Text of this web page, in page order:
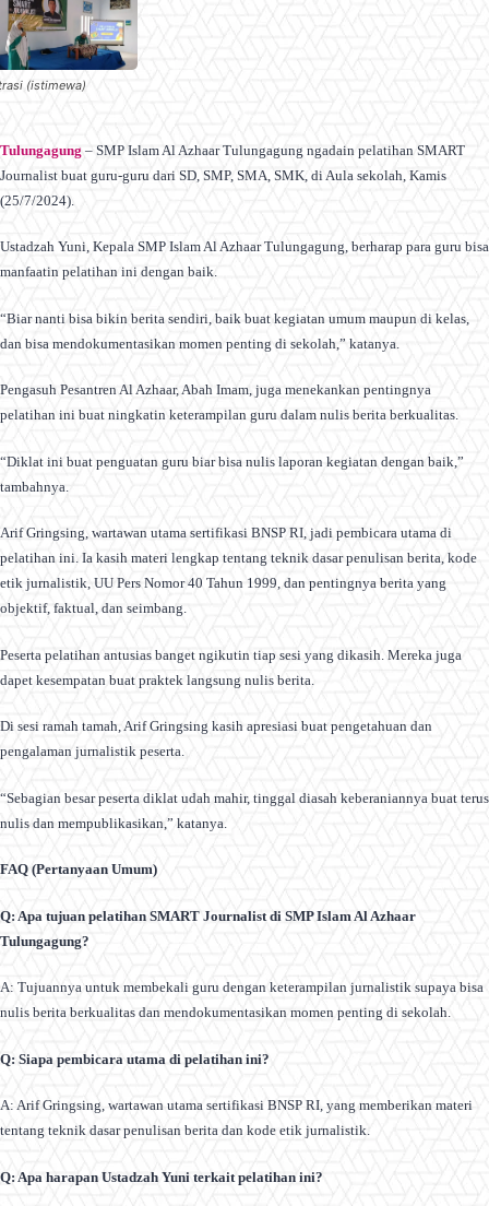
(istimewa)
Tulungagung – SMP Islam Al Azhaar Tulungagung ngadain pelatihan SMART
Journalist buat guru-guru dari SD, SMP, SMA, SMK, di Aula sekolah, Kamis
(25/7/2024).
Ustadzah Yuni, Kepala SMP Islam Al Azhaar Tulungagung, berharap para guru bisa
manfaatin pelatihan ini dengan baik.
“Biar nanti bisa bikin berita sendiri, baik buat kegiatan umum maupun di kelas,
dan bisa mendokumentasikan momen penting di sekolah,” katanya.
Pengasuh Pesantren Al Azhaar, Abah Imam, juga menekankan pentingnya
pelatihan ini buat ningkatin keterampilan guru dalam nulis berita berkualitas.
“Diklat ini buat penguatan guru biar bisa nulis laporan kegiatan dengan baik,”
tambahnya.
Arif Gringsing, wartawan utama sertifikasi BNSP RI, jadi pembicara utama di
pelatihan ini. Ia kasih materi lengkap tentang teknik dasar penulisan berita, kode
etik jurnalistik, UU Pers Nomor 40 Tahun 1999, dan pentingnya berita yang
objektif, faktual, dan seimbang.
Peserta pelatihan antusias banget ngikutin tiap sesi yang dikasih. Mereka juga
dapet kesempatan buat praktek langsung nulis berita.
Di sesi ramah tamah, Arif Gringsing kasih apresiasi buat pengetahuan dan
pengalaman jurnalistik peserta.
“Sebagian besar peserta diklat udah mahir, tinggal diasah keberaniannya buat terus
nulis dan mempublikasikan,” katanya.
FAQ (Pertanyaan Umum)
Q: Apa tujuan pelatihan SMART Journalist di SMP Islam Al Azhaar
Tulungagung?
A: Tujuannya untuk membekali guru dengan keterampilan jurnalistik supaya bisa
nulis berita berkualitas dan mendokumentasikan momen penting di sekolah.
Q: Siapa pembicara utama di pelatihan ini?
A: Arif Gringsing, wartawan utama sertifikasi BNSP RI, yang memberikan materi
tentang teknik dasar penulisan berita dan kode etik jurnalistik.
Q: Apa harapan Ustadzah Yuni terkait pelatihan ini?